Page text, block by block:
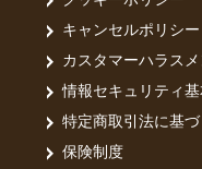
キャンセルポリシー
カスタマーハラス
情報セキュリティ
特定商取引法に基
保険制度